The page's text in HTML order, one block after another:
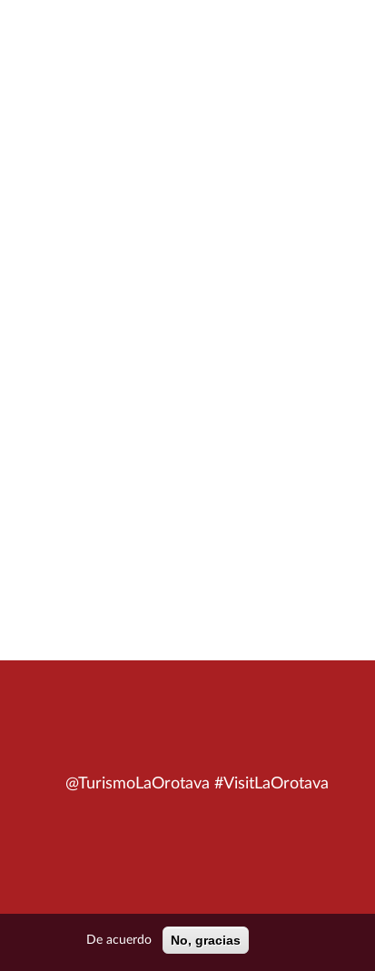
@TurismoLaOrotava #VisitLaOrotava
De acuerdo No, gracias